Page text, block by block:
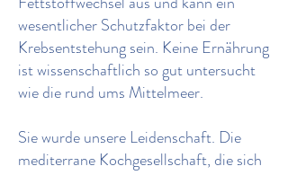
wesentlicher Schutzfaktor bei der
Krebsentstehung sein. Keine Ernährung
ist wissenschaftlich so gut untersucht
wie die rund ums Mittelmeer.
Sie wurde unsere Leidenschaft. Die
mediterrane Kochgesellschaft, die sich